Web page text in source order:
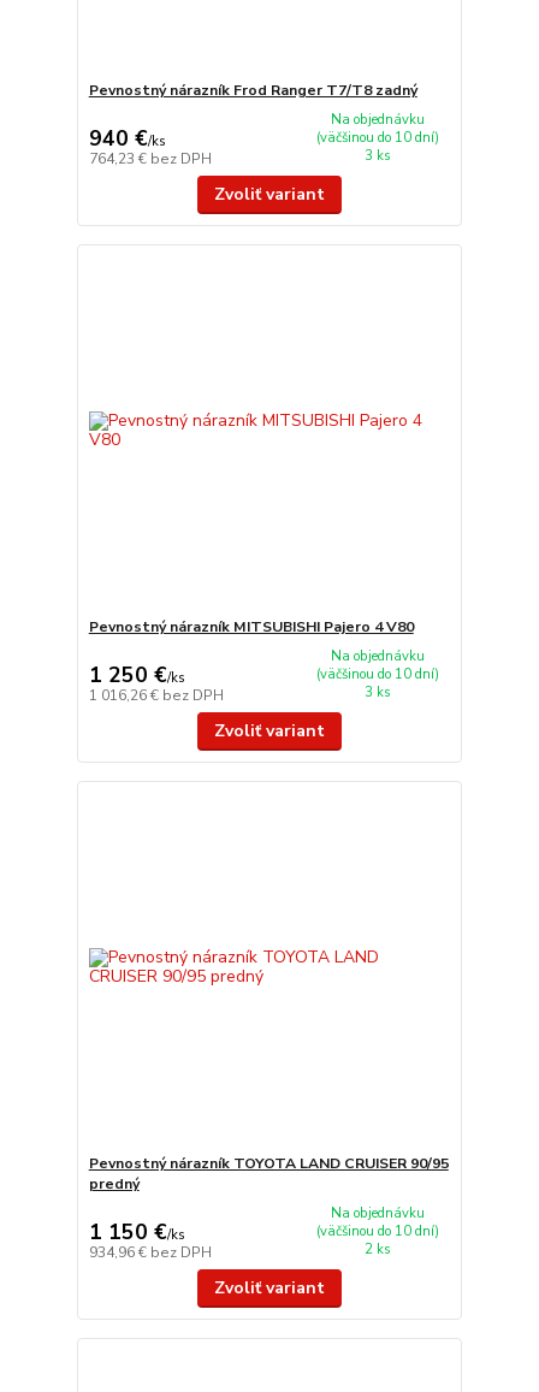
Pevnostný nárazník Frod Ranger T7/T8 zadný
940 €/ks
764,23 € bez DPH
Na objednávku
(väčšinou do 10 dní)
3 ks
Zvoliť variant
Pevnostný nárazník MITSUBISHI Pajero 4 V80
1 250 €/ks
1 016,26 € bez DPH
Na objednávku
(väčšinou do 10 dní)
3 ks
Zvoliť variant
Pevnostný nárazník TOYOTA LAND CRUISER 90/95
predný
1 150 €/ks
934,96 € bez DPH
Na objednávku
(väčšinou do 10 dní)
2 ks
Zvoliť variant